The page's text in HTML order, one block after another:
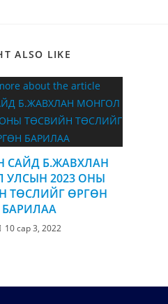
ALSO LIKE
САЙД Б.ЖАВХЛАН
УЛСЫН 2023 ОНЫ
ТӨСЛИЙГ ӨРГӨН
БАРИЛАА
10 сар 3, 2022